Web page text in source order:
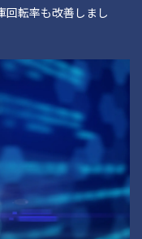
回転率も改善しまし